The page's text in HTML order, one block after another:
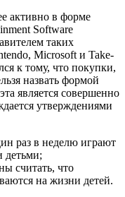
активно в форме
Software
таких
Microsoft и Take-
к тому, что покупки,
назвать формой
является совершенно
утверждениями
раз в неделю играют
детьми;
считать, что
на жизни детей.